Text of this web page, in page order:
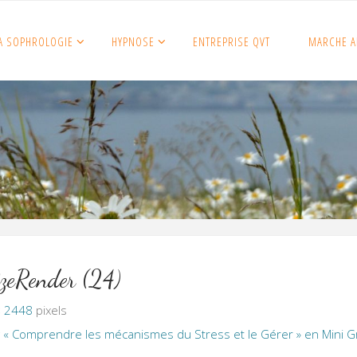
SOPHROLOGIE HYPNOSE ENTREPRISE QVT MARCHE
(24)
2448 pixels
Comprendre les mécanismes du Stress et le Gérer » en Mini